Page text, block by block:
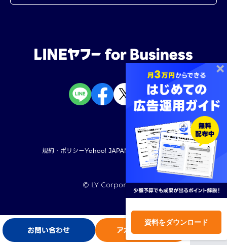
TOP
規約・ポリシーYahoo! JAPAN LINEヤフー株式会社
©︎ LY Corporation
お問い合わせ アカウント開設
ログイン
資料をダウンロード